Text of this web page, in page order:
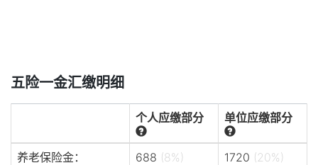
五险一金汇缴明细
个人应缴部分 单位应缴部分
养老保险金： 688 (8%) 1720 (20%)